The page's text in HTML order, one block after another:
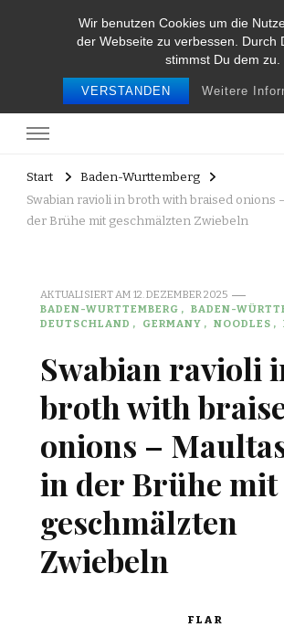
Wir benutzen Cookies um die
der Webseite zu verbessen. Durch
stimmst Du dem zu.
VERSTANDEN Weitere
Food and
Start
Baden-Wurttemberg
Swabian ravioli in broth with braised onions
der Brühe mit geschmälzten Zwiebeln
AKTUALISIERT AM 12. DEZEMBER 2025
BADEN-WURTTEMBERG
BADEN-
DEUTSCHLAND
GERMANY NOODLES
Swabian ravioli
broth with
onions –
in der Brühe mit
geschmälzten
Zwiebeln
FLAR